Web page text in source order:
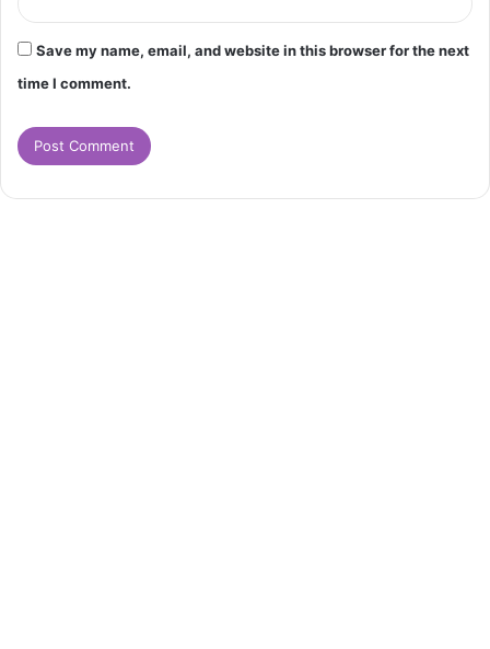
Save my name, email, and website in this browser for the next
time I comment.